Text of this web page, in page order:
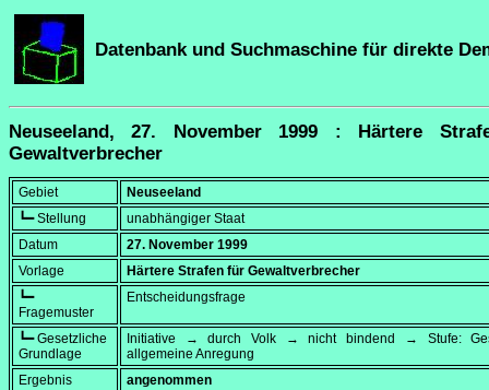
Datenbank und Suchmaschine für direkte
Neuseeland, 27. November 1999 : Härtere
Gewaltverbrecher
Gebiet
Neuseeland
┗━ Stellung
unabhängiger Staat
Datum
27. November 1999
Vorlage
Härtere Strafen für Gewaltverbrecher
┗━
Fragemuster
Entscheidungsfrage
┗━ Gesetzliche
Grundlage
Initiative → durch Volk → nicht bindend → Stufe:
allgemeine Anregung
Ergebnis
angenommen